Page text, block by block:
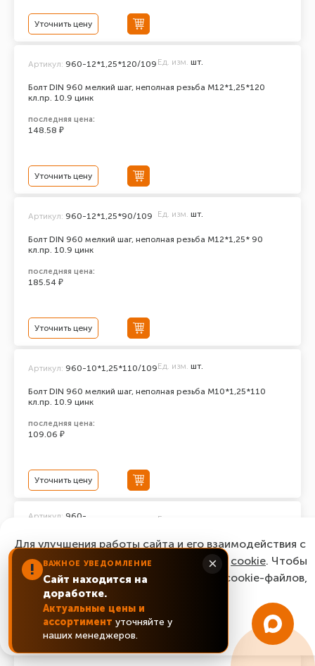
Уточнить цену
Болт DIN 960 мелкий шаг, неполная резьба M12*1,25*120
кл.пр. 10.9 цинк
Артикул: 960-12*1,25*120/109 Ед. изм. шт.
последняя цена:
148.58 ₽
Уточнить цену
Болт DIN 960 мелкий шаг, неполная резьба M12*1,25* 90
кл.пр. 10.9 цинк
Артикул: 960-12*1,25*90/109 Ед. изм. шт.
последняя цена:
185.54 ₽
Уточнить цену
Болт DIN 960 мелкий шаг, неполная резьба M10*1,25*110
кл.пр. 10.9 цинк
Артикул: 960-10*1,25*110/109Ед. изм. шт.
последняя цена:
109.06 ₽
Уточнить цену
Болт DIN 960 мелкий шаг, неполная резьба M10*1,25*100
Артикул: 960-
Ед. изм.
последняя цена:
Уточнить цену
! ВАЖНОЕ УВЕДОМЛЕНИЕ
Сайт находится на
доработке.
Актуальные цены и
ассортимент уточняйте у
наших менеджеров.
×
Для улучшения работы сайта и его взаимодействия с
пользователями мы используем файлы cookie. Чтобы
согласиться с нашим использованием cookie-файлов,
нажмите “Ок, понятно!”
ОК, понятно!